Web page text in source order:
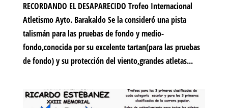
RECORDANDO EL DESAPARECIDO Trofeo Internacional
Atletismo Ayto. Barakaldo Se la consideró una pista
talismán para las pruebas de fondo y medio-
fondo,conocida por su excelente tartan(para las pruebas
de fondo) y su protección del viento,grandes atletas...